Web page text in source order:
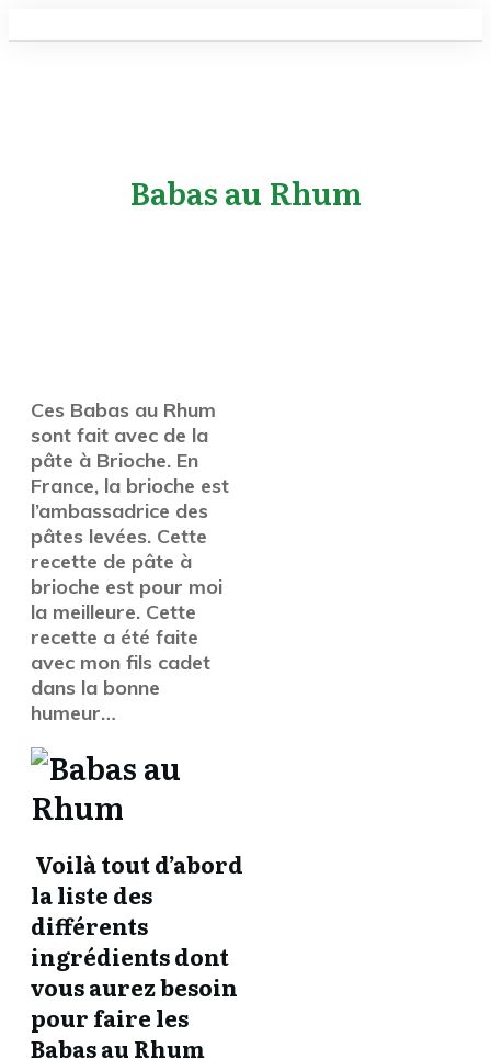
Babas au Rhum
Ces Babas au Rhum
sont fait avec de la
pâte à Brioche. En
France, la brioche est
l’ambassadrice des
pâtes levées. Cette
recette de pâte à
brioche est pour moi
la meilleure. Cette
recette a été faite
avec mon fils cadet
dans la bonne
humeur…
Voilà tout d’abord
la liste des
différents
ingrédients dont
vous aurez besoin
pour faire les
Babas au Rhum